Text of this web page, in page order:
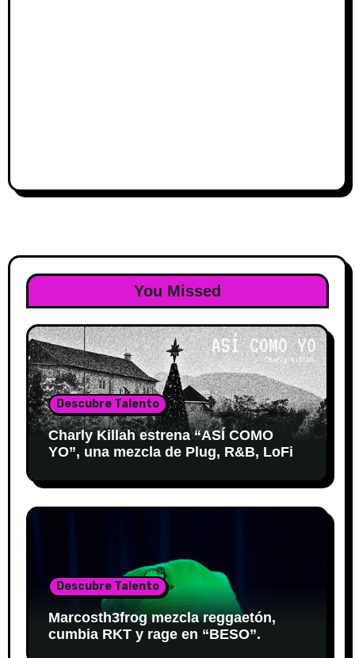
You Missed
Descubre Talento
Charly Killah estrena “ASÍ COMO
YO”, una mezcla de Plug, R&B, LoFi
Descubre Talento
Marcosth3frog mezcla reggaetón,
cumbia RKT y rage en “BESO”.